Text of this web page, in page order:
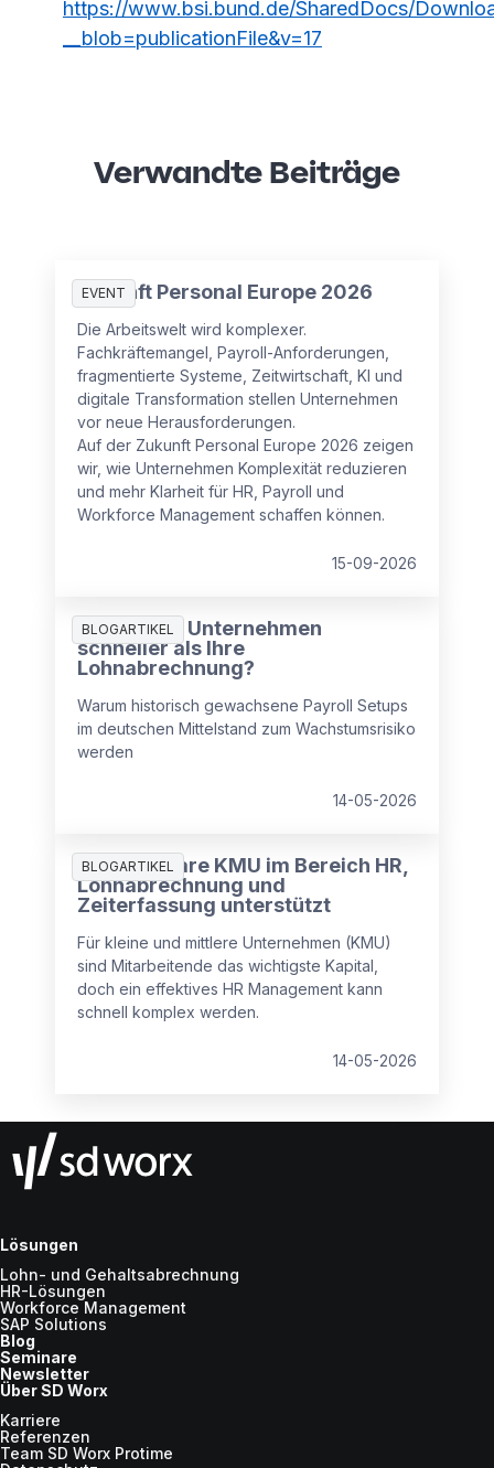
https://www.bsi.bund.de/SharedDocs/
__blob=publicationFile&v=17
Verwandte Beiträge
EVENT
Zukunft Personal Europe 2026
Die Arbeitswelt wird komplexer.
Fachkräftemangel, Payroll-Anforderungen,
fragmentierte Systeme, Zeitwirtschaft, KI und
digitale Transformation stellen Unternehmen
vor neue Herausforderungen.
Auf der Zukunft Personal Europe 2026 zeigen
wir, wie Unternehmen Komplexität reduzieren
und mehr Klarheit für HR, Payroll und
Workforce Management schaffen können.
15-09-2026
BLOGARTIKEL
Wächst Ihr Unternehmen
schneller als Ihre
Lohnabrechnung?
Warum historisch gewachsene Payroll Setups
im deutschen Mittelstand zum Wachstumsrisiko
werden
14-05-2026
BLOGARTIKEL
Wie Software KMU im Bereich HR,
Lohnabrechnung und
Zeiterfassung unterstützt
Für kleine und mittlere Unternehmen (KMU)
sind Mitarbeitende das wichtigste Kapital,
doch ein effektives HR Management kann
schnell komplex werden.
14-05-2026
Lösungen
Lohn- und Gehaltsabrechnung
HR-Lösungen
Workforce Management
SAP Solutions
Blog
Seminare
Newsletter
Über SD Worx
Karriere
Referenzen
Team SD Worx Protime